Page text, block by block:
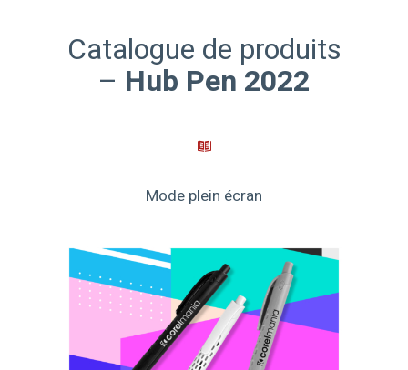
Catalogue de produits
– Hub Pen 2022
Mode plein écran